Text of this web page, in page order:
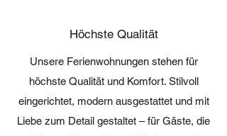
Höchste Qualität
Unsere Ferienwohnungen stehen für
höchste Qualität und Komfort. Stilvoll
eingerichtet, modern ausgestattet und mit
Liebe zum Detail gestaltet – für Gäste, die